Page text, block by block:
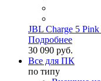
JBL Charge 5
Подробнее
30 090 руб.
Все для ПК
по типу